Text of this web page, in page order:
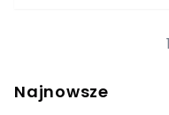
nawałnice, w związku
interwencji aż
interweniowały aż 600
1
Najnowsze